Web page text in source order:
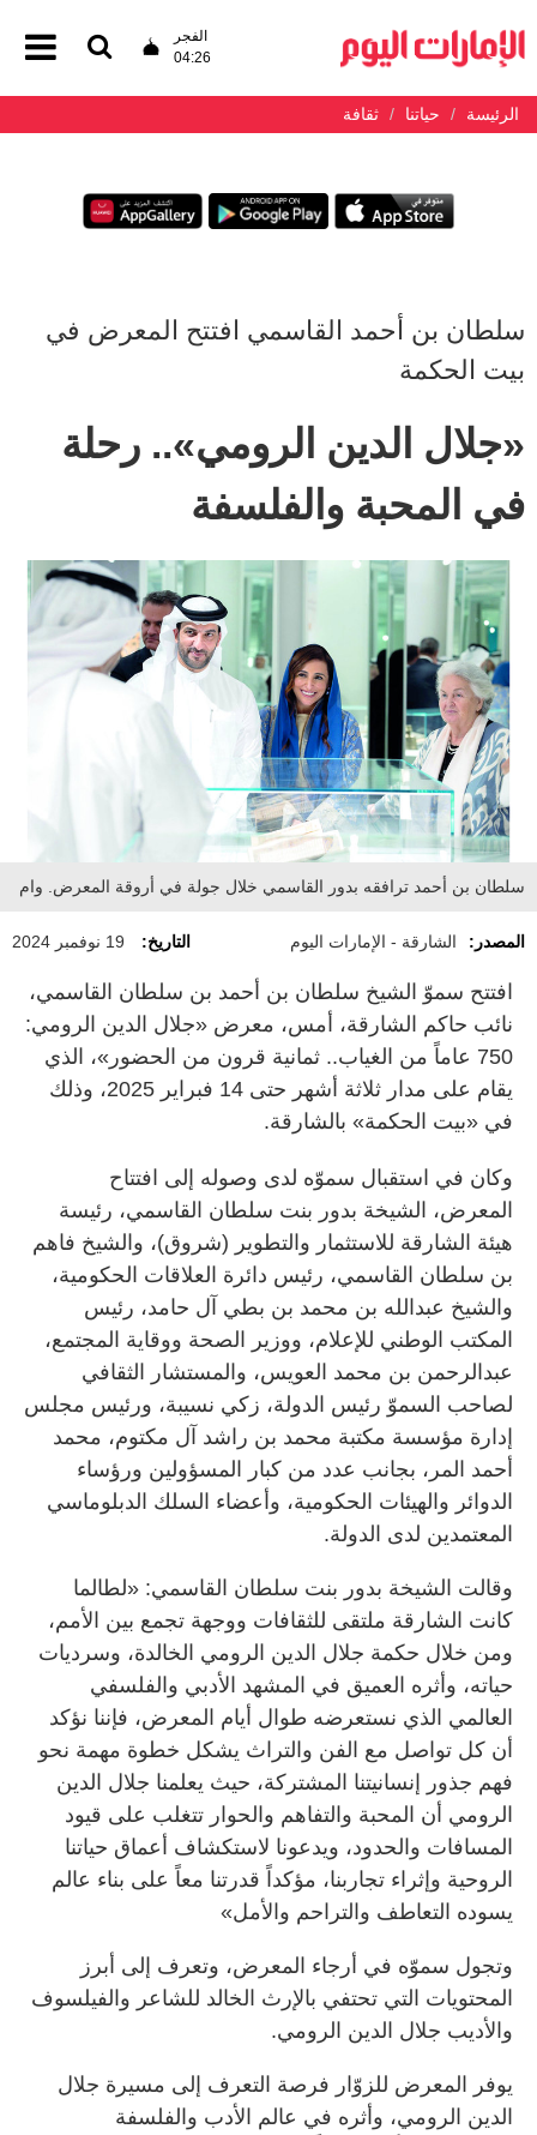
الفجر
04:26
الرئيسة حياتنا ثقافة
سلطان بن أحمد القاسمي افتتح المعرض في
بيت الحكمة
«جلال الدين الرومي».. رحلة
في المحبة والفلسفة
سلطان بن أحمد ترافقه بدور القاسمي خلال جولة في أروقة المعرض. وام
المصدر: الشارقة - الإمارات اليوم التاريخ: 19 نوفمبر 2024
افتتح سموّ الشيخ سلطان بن أحمد بن سلطان القاسمي،
نائب حاكم الشارقة، أمس، معرض «جلال الدين الرومي:
750 عاماً من الغياب.. ثمانية قرون من الحضور»، الذي
يقام على مدار ثلاثة أشهر حتى 14 فبراير 2025، وذلك
في «بيت الحكمة» بالشارقة.
وكان في استقبال سموّه لدى وصوله إلى افتتاح
المعرض، الشيخة بدور بنت سلطان القاسمي، رئيسة
هيئة الشارقة للاستثمار والتطوير (شروق)، والشيخ فاهم
بن سلطان القاسمي، رئيس دائرة العلاقات الحكومية،
والشيخ عبدالله بن محمد بن بطي آل حامد، رئيس
المكتب الوطني للإعلام، ووزير الصحة ووقاية المجتمع،
عبدالرحمن بن محمد العويس، والمستشار الثقافي
لصاحب السموّ رئيس الدولة، زكي نسيبة، ورئيس مجلس
إدارة مؤسسة مكتبة محمد بن راشد آل مكتوم، محمد
أحمد المر، بجانب عدد من كبار المسؤولين ورؤساء
الدوائر والهيئات الحكومية، وأعضاء السلك الدبلوماسي
المعتمدين لدى الدولة.
وقالت الشيخة بدور بنت سلطان القاسمي: «لطالما
كانت الشارقة ملتقى للثقافات ووجهة تجمع بين الأمم،
ومن خلال حكمة جلال الدين الرومي الخالدة، وسرديات
حياته، وأثره العميق في المشهد الأدبي والفلسفي
العالمي الذي نستعرضه طوال أيام المعرض، فإننا نؤكد
أن كل تواصل مع الفن والتراث يشكل خطوة مهمة نحو
فهم جذور إنسانيتنا المشتركة، حيث يعلمنا جلال الدين
الرومي أن المحبة والتفاهم والحوار تتغلب على قيود
المسافات والحدود، ويدعونا لاستكشاف أعماق حياتنا
الروحية وإثراء تجاربنا، مؤكداً قدرتنا معاً على بناء عالم
يسوده التعاطف والتراحم والأمل»
وتجول سموّه في أرجاء المعرض، وتعرف إلى أبرز
المحتويات التي تحتفي بالإرث الخالد للشاعر والفيلسوف
والأديب جلال الدين الرومي.
يوفر المعرض للزوّار فرصة التعرف إلى مسيرة جلال
الدين الرومي، وأثره في عالم الأدب والفلسفة